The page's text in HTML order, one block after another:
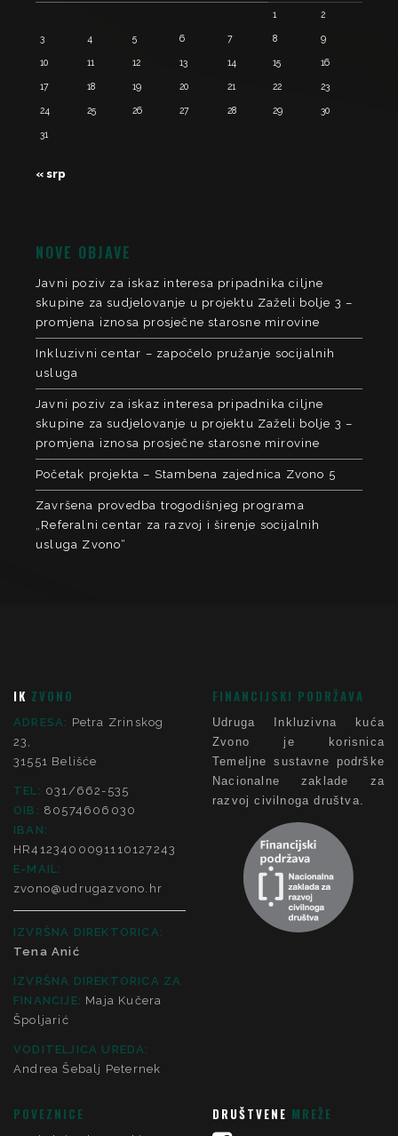
1 2
3 4 5 6 7 8 9
10 11 12 13 14 15 16
17 18 19 20 21 22 23
24 25 26 27 28 29 30
31
« srp
NOVE OBJAVE
Javni poziv za iskaz interesa pripadnika ciljne
skupine za sudjelovanje u projektu Zaželi bolje 3 –
promjena iznosa prosječne starosne mirovine
Inkluzivni centar – započelo pružanje socijalnih
usluga
Javni poziv za iskaz interesa pripadnika ciljne
skupine za sudjelovanje u projektu Zaželi bolje 3 –
promjena iznosa prosječne starosne mirovine
Početak projekta – Stambena zajednica Zvono 5
Završena provedba trogodišnjeg programa
„Referalni centar za razvoj i širenje socijalnih
usluga Zvono“
IK ZVONO
ADRESA: Petra Zrinskog
23,
31551 Belišće
TEL: 031/662-535
OIB: 80574606030
IBAN:
HR4123400091110127243
E-MAIL:
zvono@udrugazvono.hr
IZVRŠNA DIREKTORICA:
Tena Anić
IZVRŠNA DIREKTORICA ZA
FINANCIJE: Maja Kučera
Špoljarić
VODITELJICA UREDA:
Andrea Šebalj Peternek
FINANCIJSKI PODRŽAVA
Udruga Inkluzivna kuća
Zvono je korisnica
Temeljne sustavne podrške
Nacionalne zaklade za
razvoj civilnoga društva.
POVEZNICE DRUŠTVENE MREŽE